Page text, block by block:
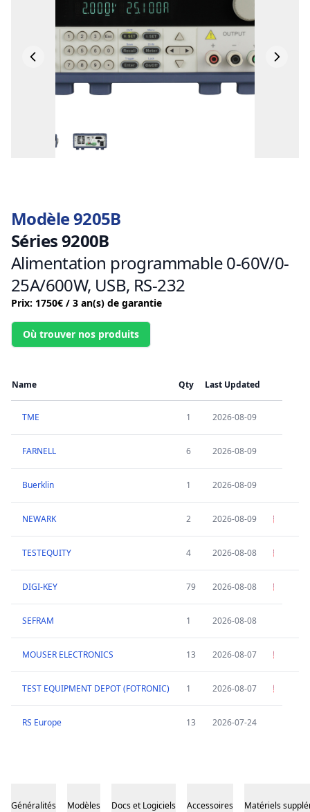
Modèle 9205B
Séries 9200B
Alimentation programmable 0-60V/0-
25A/600W, USB, RS-232
Prix: 1750€ / 3 an(s) de garantie
Où trouver nos produits
Name Qty Last Updated
TME 1 2026-08-09
FARNELL 6 2026-08-09
Buerklin 1 2026-08-09
NEWARK 2 2026-08-09
TESTEQUITY 4 2026-08-08
DIGI-KEY 79 2026-08-08
SEFRAM 1 2026-08-08
MOUSER ELECTRONICS 13 2026-08-07
TEST EQUIPMENT DEPOT (FOTRONIC) 1 2026-08-07
RS Europe 13 2026-07-24
Généralités Modèles Docs et Logiciels Accessoires Matériels